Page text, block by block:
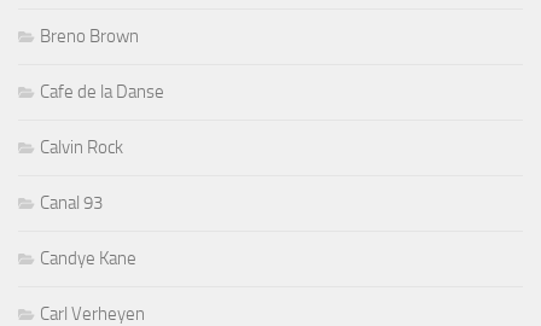
Breno Brown
Cafe de la Danse
Calvin Rock
Canal 93
Candye Kane
Carl Verheyen